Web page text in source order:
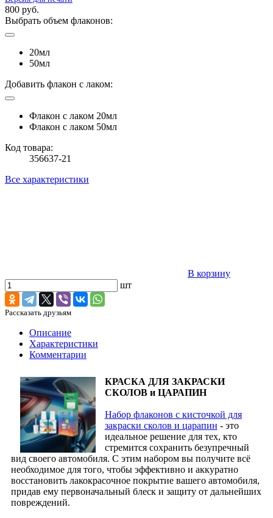
800 руб.
Выбрать объем флаконов:
20мл
50мл
Добавить флакон с лаком:
Флакон с лаком 20мл
Флакон с лаком 50мл
Код товара:
356637-21
Все характеристики
В корзину
шт
Рассказать друзьям
Описание
Характеристики
Комментарии
КРАСКА ДЛЯ ЗАКРАСКИ
СКОЛОВ и ЦАРАПИН
Набор флаконов с кисточкой для
закраски сколов и царапин - это
идеальное решение для тех, кто
стремится сохранить безупречный
вид своего автомобиля. С этим набором вы получите всё
необходимое для того, чтобы эффективно и аккуратно
восстановить лакокрасочное покрытие вашего автомобиля,
придав ему первоначальный блеск и защиту от дальнейших
повреждений.